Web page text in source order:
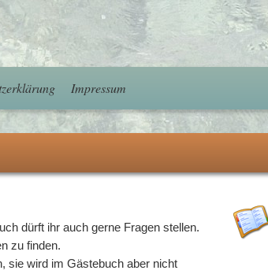
Impressum
dürft ihr auch gerne Fragen stellen.
zu finden.
sie wird im Gästebuch aber nicht